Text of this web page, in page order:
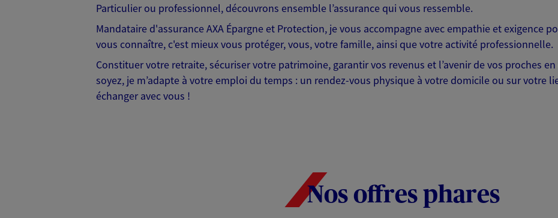
Particulier ou professionnel, découvrons ensemble l’assurance qui vous ressemble.
Mandataire d'assurance AXA Épargne et Protection, je vous accompagne avec empathie et exigence
vous connaître, c'est mieux vous protéger, vous, votre famille, ainsi que votre activité professionnelle.
Constituer votre retraite, sécuriser votre patrimoine, garantir vos revenus et l’avenir de vos proches en
soyez, je m’adapte à votre emploi du temps : un rendez-vous physique à votre domicile ou sur votre
échanger avec vous !
Nos offres phares